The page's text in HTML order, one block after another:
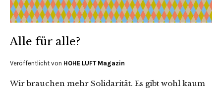
Alle für alle?
Veröffentlicht von HOHE LUFT Magazin
Wir brauchen mehr Solidarität. Es gibt wohl kaum